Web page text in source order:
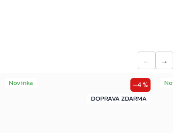
← →
Novinka
ZDARMA
–4 %